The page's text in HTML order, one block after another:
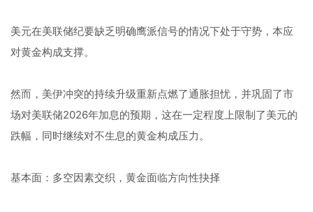
美元在美联储纪要缺乏明确鹰派信号的情况下处于守势，本应
对黄金构成支撑。
然而，美伊冲突的持续升级重新点燃了通胀担忧，并巩固了市
场对美联储2026年加息的预期，这在一定程度上限制了美元的
跌幅，同时继续对不生息的黄金构成压力。
基本面：多空因素交织，黄金面临方向性抉择